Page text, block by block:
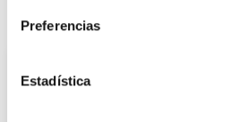
Preferencias
Estadística
También te puede interesar